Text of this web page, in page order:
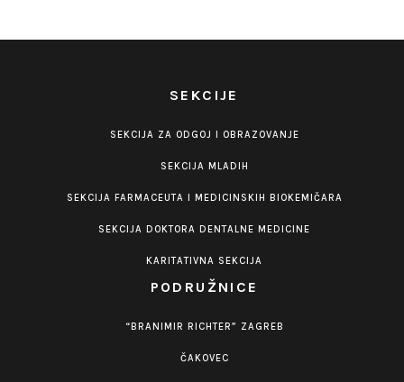
SEKCIJE
SEKCIJA ZA ODGOJ I OBRAZOVANJE
SEKCIJA MLADIH
SEKCIJA FARMACEUTA I MEDICINSKIH BIOKEMIČARA
SEKCIJA DOKTORA DENTALNE MEDICINE
KARITATIVNA SEKCIJA
PODRUŽNICE
“BRANIMIR RICHTER” ZAGREB
ČAKOVEC